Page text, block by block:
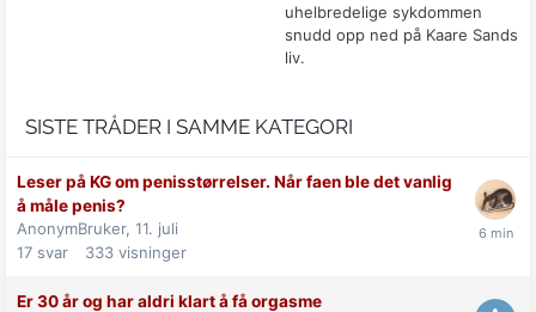
uhelbredelige sykdommen
snudd opp ned på Kaare Sands
liv.
SISTE TRÅDER I SAMME KATEGORI
Leser på KG om penisstørrelser. Når faen ble det vanlig
å måle penis?
AnonymBruker, 11. juli
17 svar 333 visninger
Er 30 år og har aldri klart å få orgasme